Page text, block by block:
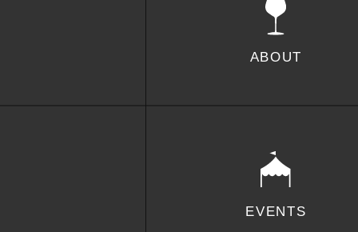
ABOUT
EVENTS